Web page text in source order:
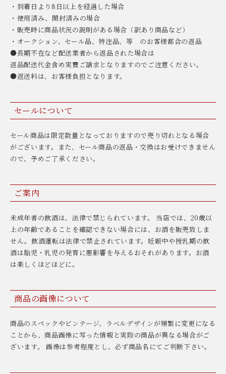
・到着日より8日以上を経過した場合
・使用済み、開封済みの場合
・販売時に商品状況の説明がある場合（訳あり商品など）
・オークション、セール品、特注品、等 のお客様都合の返品
●長期不在など配送業者から返品された場合は
返品配送代金含め実費ご請求となりますのでご注意ください。
●返送料は、お客様負担となります。
セールについて
セール商品は限定数量となっておりますので売り切れとなる場合
がございます。また、セール商品の返品・交換はお受けできません
ので、予めご了承ください。
ご案内
未成年者の飲酒は、法律で禁じられています。 当店では、20歳以
上の年齢であることを確認できない場合には、お酒を販売致しま
せん。飲酒運転は法律で禁止されています。妊娠中や授乳期の飲
酒は胎児・乳児の発育に悪影響を与えるおそれがあります。お酒
は楽しくほどほどに。
商品の画像について
商品のスペックやビンテージ、ラベルデザインが頻繁に変更になる
ことから、商品画像に写った情報と実際の商品が異なる場合がご
ざいます。 画像は参考程度とし、必ず商品名にてご判断下さい。